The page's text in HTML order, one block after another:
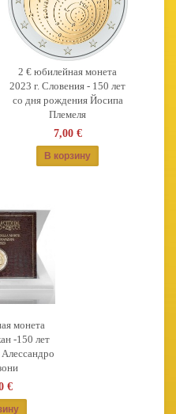
2 € юбилейная монета
2023 г. Словения - 150 лет
со дня рождения Йосипа
Племеля
7,00 €
монета
-150 лет
€